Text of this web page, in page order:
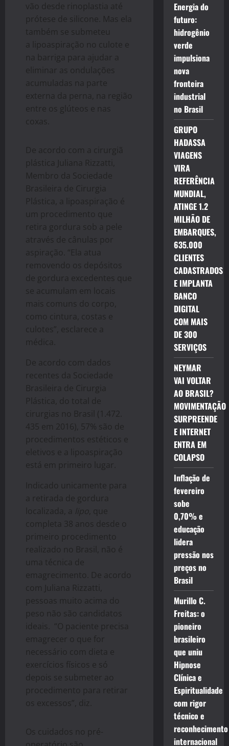
vão desde rinoplastia até
prótese de silicone. Mas ela
também se submeteu
a lipoaspiração no culote e
na barriga para ajudar a
eliminar as ondulações
acumuladas na parte
externa da perna, na região
entre os glúteos e nas
coxas.
De acordo com a cirurgiã
plástica Juliana Rizzatti,
Membro da Sociedade
Brasileira de Cirurgia
Plástica, a lipoaspiração é
um procedimento que
retira gordura sob a pele
através de cânulas por
aspiração. “Ela atua
removendo os depósitos
de gordura excedentes que
se acumulam em locais
mais comuns do corpo,
como cintura, costas e
culotes”, esclarece a
médica.
De acordo com dados
recentes da Sociedade
Brasileira de Cirurgia
Plástica, do total de
cirurgias no Brasil (1.472.
435 em 2016), 57% são de
procedimentos estéticos e
eletivos e a lipoaspiração
está em primeiro lugar.
Indicado unicamente para
a retirada de gordura
localizada, a lipo , que
completa 38 anos desde o
primeiro procedimento
realizado no Brasil, não é
uma técnica de
emagrecimento. De acordo
com Juliana Rizzatti,
pessoas muito acima do
peso não são candidatos
ideais. “O paciente precisa
emagrecer o que for
necessário com dieta e
exercícios físicos e só
depois se submeter ao
procedimento para retirar
os excessos”, diz.
Os cuidados no pré-
Energia do
futuro:
hidrogênio
verde
impulsiona
nova
fronteira
industrial
no Brasil
GRUPO
HADASSA
VIAGENS
VIRA
REFERÊNCIA
MUNDIAL,
ATINGE 1.2
MILHÃO DE
EMBARQUES,
635.000
CLIENTES
CADASTRADOS
E IMPLANTA
BANCO
DIGITAL
COM MAIS
DE 300
SERVIÇOS
NEYMAR
VAI VOLTAR
AO BRASIL?
MOVIMENTAÇÃO
SURPREENDE
E INTERNET
ENTRA EM
COLAPSO
Inflação de
fevereiro
sobe
0,70% e
educação
lidera
pressão nos
preços no
Brasil
Murillo C.
Freitas: o
pioneiro
brasileiro
que uniu
Hipnose
Clínica e
Espiritualidade
com rigor
técnico e
reconhecimento
internacional